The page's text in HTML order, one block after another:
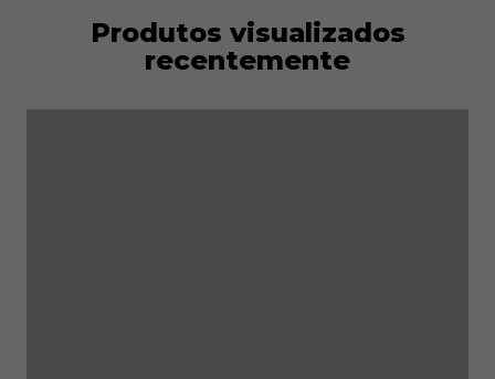
Produtos visualizados
recentemente